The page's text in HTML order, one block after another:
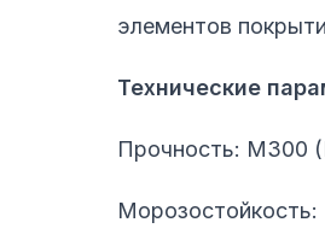
элементов
Технические
Прочность: М300
Морозостойкость: